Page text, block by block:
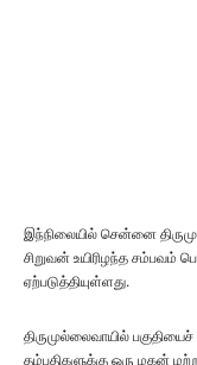
இந்நிலையில் சென்னை
சிறுவன் உயிரிழந்த சம்பவம்
ஏற்படுத்தியுள்ளது.
திருமுல்லைவாயில்
தம்பதிகளுக்கு ஒரு மகன்